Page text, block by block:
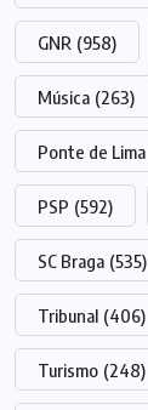
GNR (958)
Música (263)
Ponte de Lima
PSP (592)
SC Braga (535)
Tribunal (406)
Turismo (248)